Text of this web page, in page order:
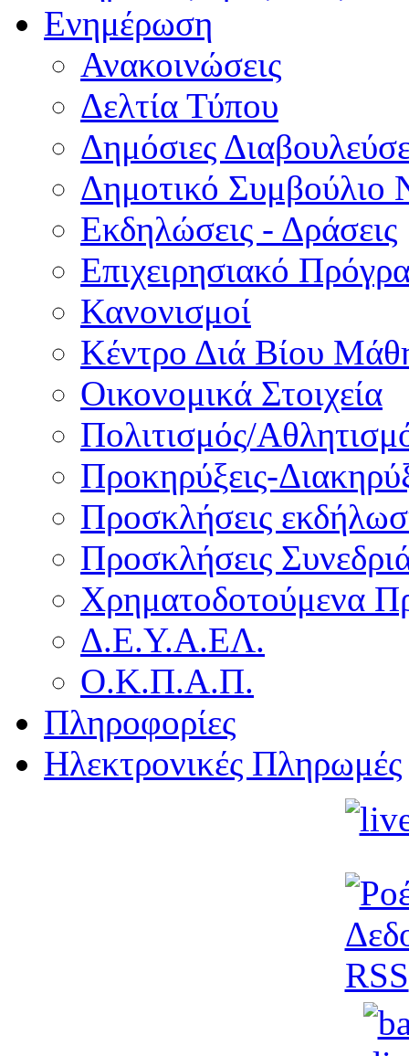
Ενημέρωση
Ανακοινώσεις
Δελτία Τύπου
Δημόσιες
Δημοτικό Συμβούλιο
Εκδηλώσεις - Δράσεις
Επιχειρησιακό
Κανονισμοί
Κέντρο Διά Βίου
Οικονομικά Στοιχεία
Πολιτισμός/
Προκηρύξεις-
Προσκλήσεις
Προσκλήσεις
Χρηματοδοτούμενα
Δ.Ε.Υ.Α.ΕΛ.
Ο.Κ.Π.Α.Π.
Πληροφορίες
Ηλεκτρονικές Πληρωμές